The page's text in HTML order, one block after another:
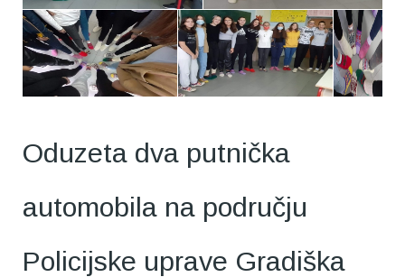
Oduzeta dva putnička
automobila na području
Policijske uprave Gradiška